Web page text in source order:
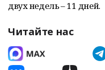
двух недель – 11 дней.
Читайте нас